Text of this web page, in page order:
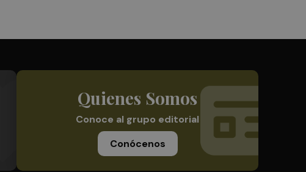
Quienes Somos
Conoce al grupo editorial
Conócenos